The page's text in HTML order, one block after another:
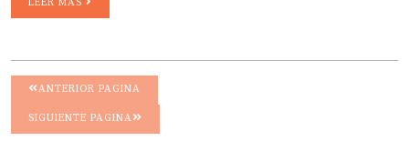
LEER MAS
ANTERIOR PAGINA
SIGUIENTE PAGINA